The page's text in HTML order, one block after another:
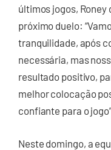
últimos jogos,
próximo duelo:
tranquilidade, após
necessária, mas
resultado positivo,
melhor colocação
confiante para o
Neste domingo, a